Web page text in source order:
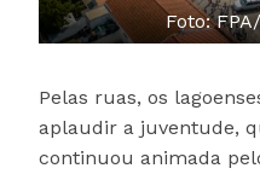
Foto:
Pelas ruas, os
aplaudir a juventude,
continuou animada